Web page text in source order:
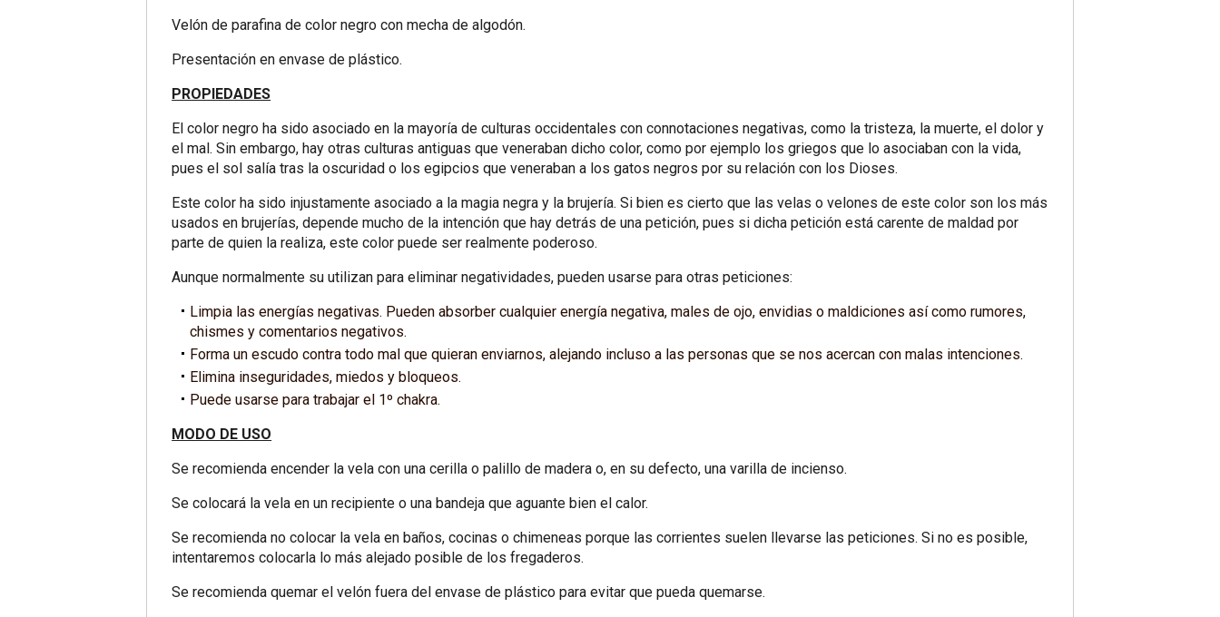
Velón de parafina de color negro con mecha de algodón.
Presentación en envase de plástico.
PROPIEDADES
El color negro ha sido asociado en la mayoría de culturas occidentales con connotaciones negativas, como la tristeza, la muerte, el dolor y
el mal. Sin embargo, hay otras culturas antiguas que veneraban dicho color, como por ejemplo los griegos que lo asociaban con la vida,
pues el sol salía tras la oscuridad o los egipcios que veneraban a los gatos negros por su relación con los Dioses.
Este color ha sido injustamente asociado a la magia negra y la brujería. Si bien es cierto que las velas o velones de este color son los más
usados en brujerías, depende mucho de la intención que hay detrás de una petición, pues si dicha petición está carente de maldad por
parte de quien la realiza, este color puede ser realmente poderoso.
Aunque normalmente su utilizan para eliminar negatividades, pueden usarse para otras peticiones:
Limpia las energías negativas. Pueden absorber cualquier energía negativa, males de ojo, envidias o maldiciones así como rumores,
chismes y comentarios negativos.
Forma un escudo contra todo mal que quieran enviarnos, alejando incluso a las personas que se nos acercan con malas intenciones.
Elimina inseguridades, miedos y bloqueos.
Puede usarse para trabajar el 1º chakra.
MODO DE USO
Se recomienda encender la vela con una cerilla o palillo de madera o, en su defecto, una varilla de incienso.
Se colocará la vela en un recipiente o una bandeja que aguante bien el calor.
Se recomienda no colocar la vela en baños, cocinas o chimeneas porque las corrientes suelen llevarse las peticiones. Si no es posible,
intentaremos colocarla lo más alejado posible de los fregaderos.
Se recomienda quemar el velón fuera del envase de plástico para evitar que pueda quemarse.